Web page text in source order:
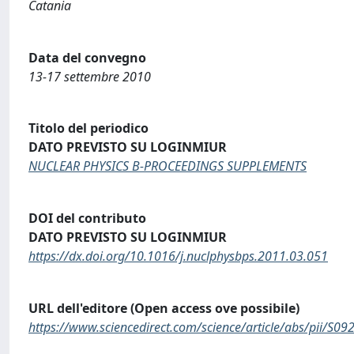
Catania
Data del convegno
13-17 settembre 2010
Titolo del periodico
DATO PREVISTO SU LOGINMIUR
NUCLEAR PHYSICS B-PROCEEDINGS SUPPLEMENTS
DOI del contributo
DATO PREVISTO SU LOGINMIUR
https://dx.doi.org/10.1016/j.nuclphysbps.2011.03.051
URL dell'editore (Open access ove possibile)
https://www.sciencedirect.com/science/article/abs/pii/